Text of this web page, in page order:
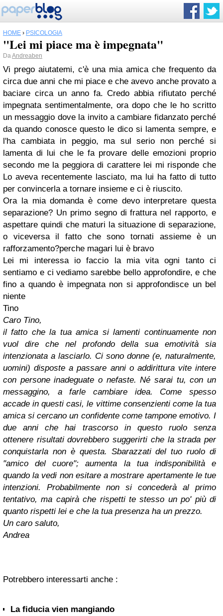
HOME › PSICOLOGIA
"Lei mi piace ma è impegnata"
DaAndreaben
Vi prego aiutatemi, c'è una mia amica che frequento da
circa due anni che mi piace e che avevo anche provato a
baciare circa un anno fa. Credo abbia rifiutato perché
impegnata sentimentalmente, ora dopo che le ho scritto
un messaggio dove la invito a cambiare fidanzato perché
da quando conosce questo le dico si lamenta sempre, e
l'ha cambiata in peggio, ma sul serio non perché si
lamenta di lui che le fa provare delle emozioni proprio
secondo me la peggiora di carattere lei mi risponde che
Lo aveva recentemente lasciato, ma lui ha fatto di tutto
per convincerla a tornare insieme e ci è riuscito.
Ora la mia domanda è come devo interpretare questa
separazione? Un primo segno di frattura nel rapporto, e
aspettare quindi che maturi la situazione di separazione,
o viceversa il fatto che sono tornati assieme è un
rafforzamento?perche magari lui è bravo
Lei mi interessa io faccio la mia vita ogni tanto ci
sentiamo e ci vediamo sarebbe bello approfondire, e che
fino a quando è impegnata non si approfondisce un bel
niente
Tino
Caro Tino,
il fatto che la tua amica si lamenti continuamente non
vuol dire che nel profondo della sua emotività sia
intenzionata a lasciarlo. Ci sono donne (e, naturalmente,
uomini) disposte a passare anni o addirittura vite intere
con persone inadeguate o nefaste. Né sarai tu, con un
messaggino, a farle cambiare idea. Come spesso
accade in questi casi, le vittime consenzienti come la tua
amica si cercano un confidente come tampone emotivo. I
due anni che hai trascorso in questo ruolo senza
ottenere risultati dovrebbero suggerirti che la strada per
conquistarla non è questa. Sbarazzati del tuo ruolo di
"amico del cuore"; aumenta la tua indisponibilità e
quando la vedi non esitare a mostrare apertamente le tue
intenzioni. Probabilmente non si concederà al primo
tentativo, ma capirà che rispetti te stesso un po' più di
quanto rispetti lei e che la tua presenza ha un prezzo.
Un caro saluto,
Andrea
Potrebbero interessarti anche :
La fiducia vien mangiando